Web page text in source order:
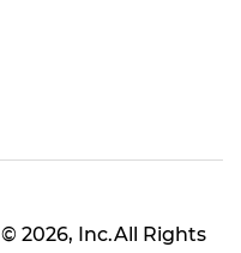
© 2026, Inc.All Rights